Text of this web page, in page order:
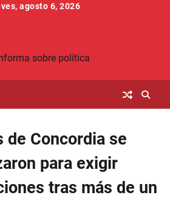
agosto 6, 2026
sobre política
de Concordia se
para exigir
tras más de un